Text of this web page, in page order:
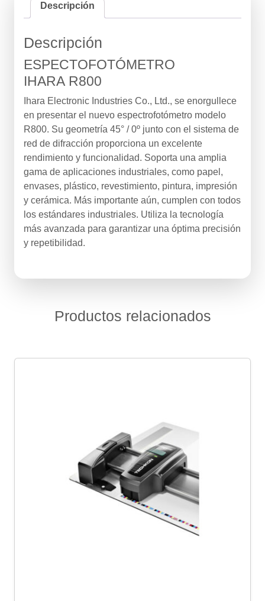
Descripción
Descripción
ESPECTOFOTÓMETRO
IHARA R800
Ihara Electronic Industries Co., Ltd., se enorgullece
en presentar el nuevo espectrofotómetro modelo
R800. Su geometría 45° / 0º junto con el sistema de
red de difracción proporciona un excelente
rendimiento y funcionalidad. Soporta una amplia
gama de aplicaciones industriales, como papel,
envases, plástico, revestimiento, pintura, impresión
y cerámica. Más importante aún, cumplen con todos
los estándares industriales. Utiliza la tecnología
más avanzada para garantizar una óptima precisión
y repetibilidad.
Productos relacionados